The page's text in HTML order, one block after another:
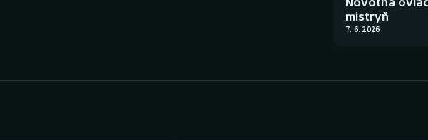
mistryň
7. 6. 2026